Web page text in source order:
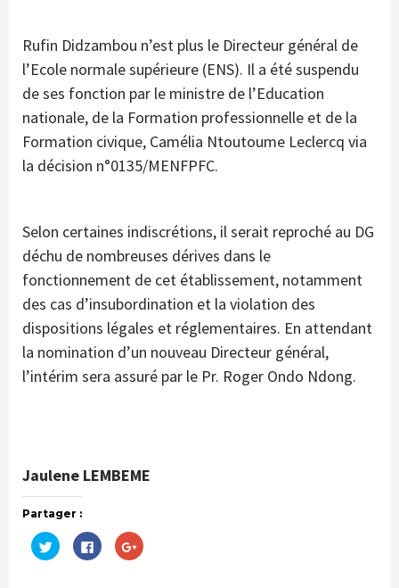
Rufin Didzambou n’est plus le Directeur général de
l’Ecole normale supérieure (ENS). Il a été suspendu
de ses fonction par le ministre de l’Education
nationale, de la Formation professionnelle et de la
Formation civique, Camélia Ntoutoume Leclercq via
la décision n°0135/MENFPFC.
Selon certaines indiscrétions, il serait reproché au DG
déchu de nombreuses dérives dans le
fonctionnement de cet établissement, notamment
des cas d’insubordination et la violation des
dispositions légales et réglementaires. En attendant
la nomination d’un nouveau Directeur général,
l’intérim sera assuré par le Pr. Roger Ondo Ndong.
Jaulene LEMBEME
Partager :
Cliquez
pour
partager
Cliquez
pour
partager
Cliquez
pour